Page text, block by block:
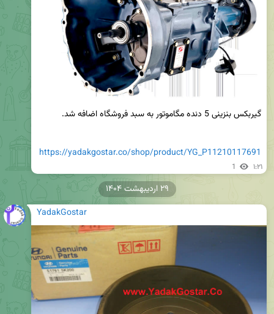
https://yadakgostar.co/shop/product/YG_P11210117691
1 ۱:۲۱
YadakGostar
۲۹ اردیبهشت ۱۴۰۴